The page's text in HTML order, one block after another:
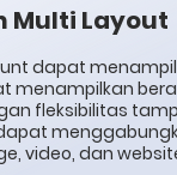
Multi Layout
dapat
menampilkan
fleksibilitas
video, dan